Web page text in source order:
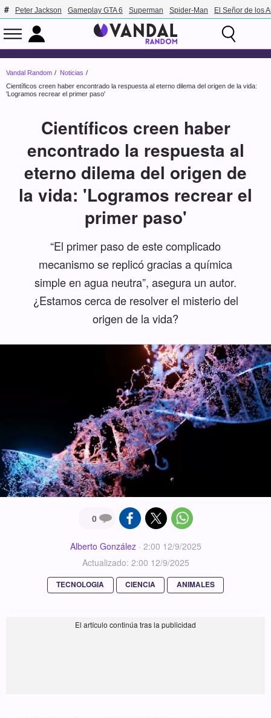
Peter Jackson Gameplay GTA 6 Superman Spider-Man El Señor de los
Vandal Random
Noticias
Científicos creen haber encontrado la respuesta al eterno dilema del origen de la vida:
'Logramos recrear el primer paso'
Científicos creen haber
encontrado la respuesta al
eterno dilema del origen de
la vida: 'Logramos recrear el
primer paso'
“El primer paso de este complicado
mecanismo se replicó gracias a química
simple en agua neutra”, asegura un autor.
¿Estamos cerca de resolver el misterio del
origen de la vida?
0
Alberto González· 2:00 12/9/2025
Actualizado: 2:00 12/9/2025
TECNOLOGIA CIENCIA ANIMALES